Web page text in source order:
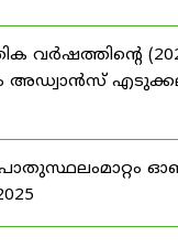
വർഷത്തിന്റെ
അഡ്വാൻസ്